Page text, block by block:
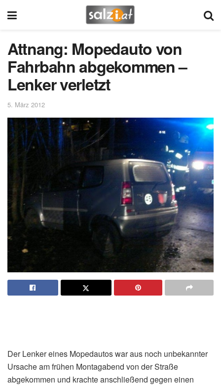
Attnang: Mopedauto von
Fahrbahn abgekommen –
Lenker verletzt
5. März 2012
Der Lenker eines Mopedautos war aus noch unbekannter
Ursache am frühen Montagabend von der Straße
abgekommen und krachte anschließend gegen einen